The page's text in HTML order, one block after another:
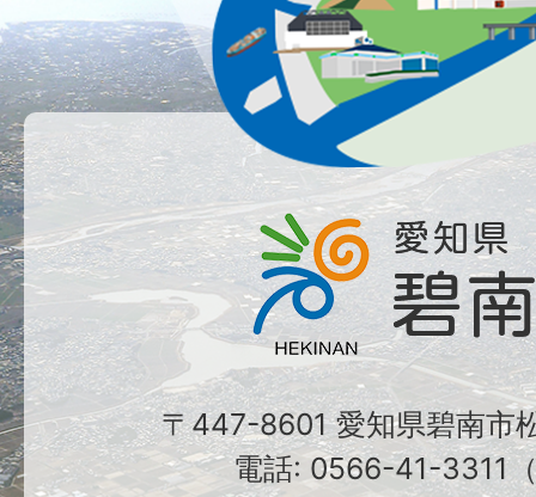
〒447-8601 愛知県碧南市
電話: 0566-41-3311